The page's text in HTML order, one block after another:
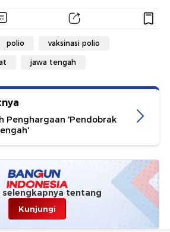
polio vaksinasi polio
jawa tengah
Penghargaan 'Pendobrak
selengkapnya tentang
Kunjungi